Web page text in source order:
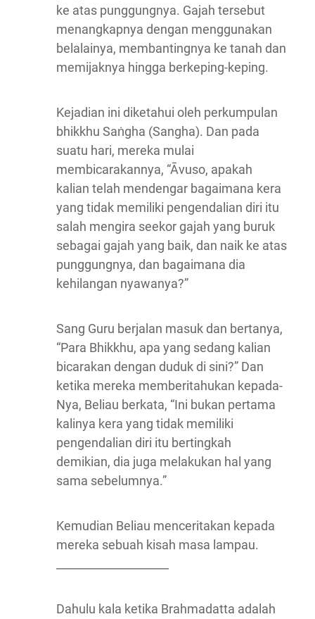
ke atas punggungnya. Gajah tersebut
menangkapnya dengan menggunakan
belalainya, membantingnya ke tanah dan
memijaknya hingga berkeping-keping.
Kejadian ini diketahui oleh perkumpulan
bhikkhu Saṅgha (Sangha). Dan pada
suatu hari, mereka mulai
membicarakannya, “Āvuso, apakah
kalian telah mendengar bagaimana kera
yang tidak memiliki pengendalian diri itu
salah mengira seekor gajah yang buruk
sebagai gajah yang baik, dan naik ke atas
punggungnya, dan bagaimana dia
kehilangan nyawanya?”
Sang Guru berjalan masuk dan bertanya,
“Para Bhikkhu, apa yang sedang kalian
bicarakan dengan duduk di sini?” Dan
ketika mereka memberitahukan kepada-
Nya, Beliau berkata, “Ini bukan pertama
kalinya kera yang tidak memiliki
pengendalian diri itu bertingkah
demikian, dia juga melakukan hal yang
sama sebelumnya.”
Kemudian Beliau menceritakan kepada
mereka sebuah kisah masa lampau.
Dahulu kala ketika Brahmadatta adalah